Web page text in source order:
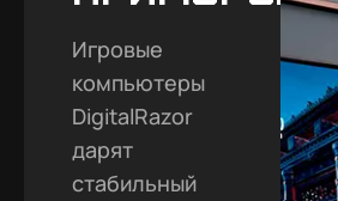
Игровые
компьютеры
DigitalRazor
дарят
стабильный